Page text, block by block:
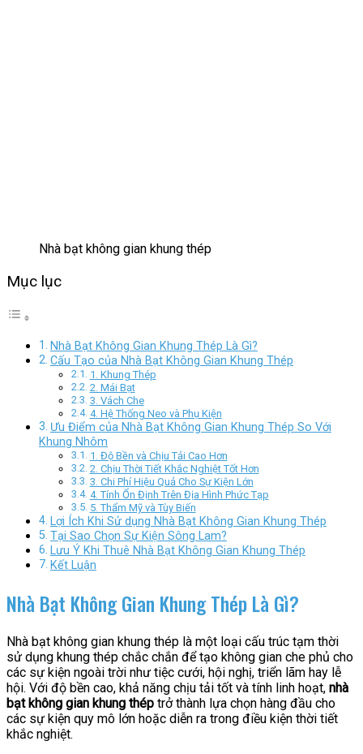
Nhà bạt không gian khung thép
Mục lục
Nhà Bạt Không Gian Khung Thép Là Gì?
Cấu Tạo của Nhà Bạt Không Gian Khung Thép
1. Khung Thép
2. Mái Bạt
3. Vách Che
4. Hệ Thống Neo và Phụ Kiện
Ưu Điểm của Nhà Bạt Không Gian Khung Thép So Với
Khung Nhôm
1. Độ Bền và Chịu Tải Cao Hơn
2. Chịu Thời Tiết Khắc Nghiệt Tốt Hơn
3. Chi Phí Hiệu Quả Cho Sự Kiện Lớn
4. Tính Ổn Định Trên Địa Hình Phức Tạp
5. Thẩm Mỹ và Tùy Biến
Lợi Ích Khi Sử dụng Nhà Bạt Không Gian Khung Thép
Tại Sao Chọn Sự Kiện Sông Lam?
Lưu Ý Khi Thuê Nhà Bạt Không Gian Khung Thép
Kết Luận
Nhà Bạt Không Gian Khung Thép Là Gì?
Nhà bạt không gian khung thép là một loại cấu trúc tạm thời
sử dụng khung thép chắc chắn để tạo không gian che phủ cho
các sự kiện ngoài trời như tiệc cưới, hội nghị, triển lãm hay lễ
hội. Với độ bền cao, khả năng chịu tải tốt và tính linh hoạt, nhà
bạt không gian khung thép trở thành lựa chọn hàng đầu cho
các sự kiện quy mô lớn hoặc diễn ra trong điều kiện thời tiết
khắc nghiệt.